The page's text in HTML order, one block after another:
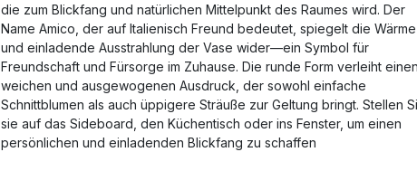
die zum Blickfang und natürlichen Mittelpunkt des Raumes wird. Der
Name Amico, der auf Italienisch Freund bedeutet, spiegelt die Wärme
und einladende Ausstrahlung der Vase wider—ein Symbol für
Freundschaft und Fürsorge im Zuhause. Die runde Form verleiht einen
weichen und ausgewogenen Ausdruck, der sowohl einfache
Schnittblumen als auch üppigere Sträuße zur Geltung bringt. Stellen
sie auf das Sideboard, den Küchentisch oder ins Fenster, um einen
persönlichen und einladenden Blickfang zu schaffen